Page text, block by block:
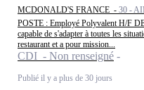
MCDONALD'S FRANCE - 30 -
POSTE : Employé Polyvalent H/F
capable de s'adapter à toutes les
restaurant et a pour mission...
CDI - Non renseigné
Publié il y a plus de 30 jours